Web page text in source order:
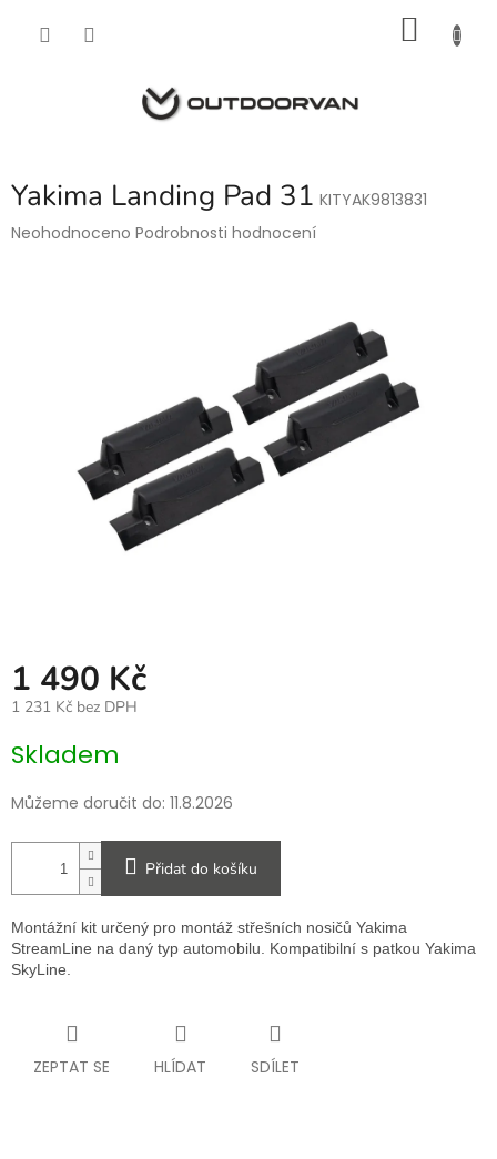
Yakima Landing Pad 31 KITYAK9813831
Průměrné
Neohodnoceno Podrobnosti hodnocení
1 490 Kč
1 231 Kč bez DPH
cena:
Skladem
Můžeme doručit do: 11.8.2026
Přidat do košíku
Montážní kit určený pro montáž střešních nosičů Yakima
StreamLine na daný typ automobilu. Kompatibilní s patkou Yakima
SkyLine.
ZEPTAT SE HLÍDAT SDÍLET